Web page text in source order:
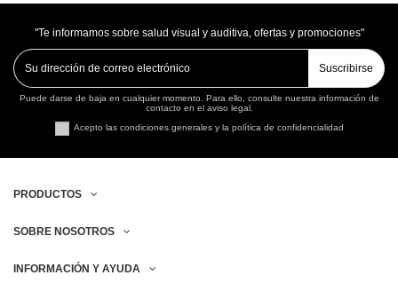
"Te informamos sobre salud visual y auditiva, ofertas y promociones"
Suscribirse
Puede darse de baja en cualquier momento. Para ello, consulte nuestra información de
contacto en el aviso legal.
Acepto las condiciones generales y la política de confidencialidad
PRODUCTOS
SOBRE NOSOTROS
INFORMACIÓN Y AYUDA